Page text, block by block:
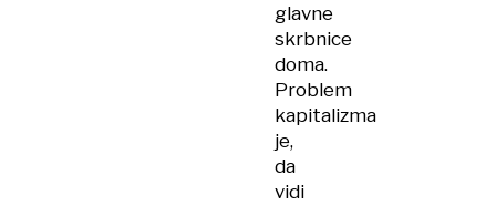
glavne
skrbnice
doma.
Problem
kapitalizma
je,
da
vidi